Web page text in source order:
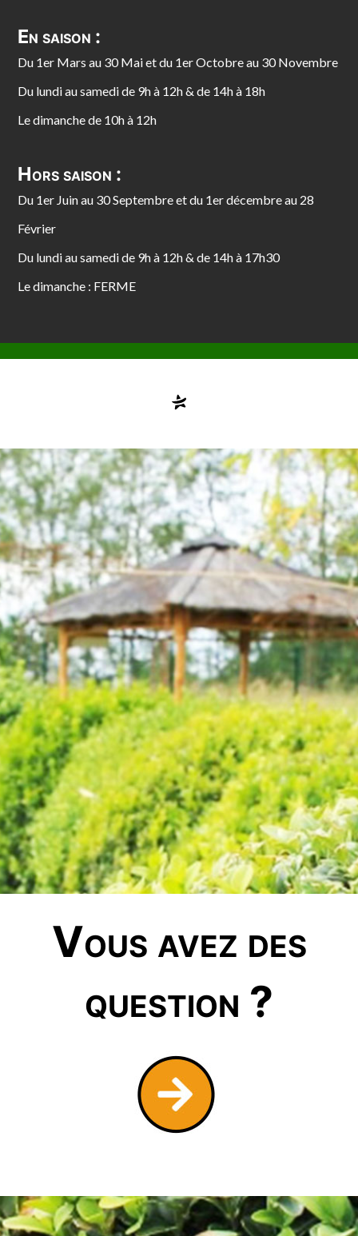
En saison :
Du 1er Mars au 30 Mai et du 1er Octobre au 30 Novembre
Du lundi au samedi de 9h à 12h & de 14h à 18h
Le dimanche de 10h à 12h
Hors saison :
Du 1er Juin au 30 Septembre et du 1er décembre au 28
Février
Du lundi au samedi de 9h à 12h & de 14h à 17h30
Le dimanche : FERME
Vous avez des
question ?